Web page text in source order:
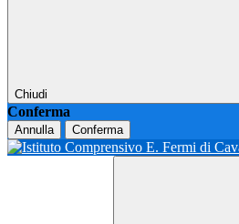
Chiudi
Conferma
Annulla Conferma